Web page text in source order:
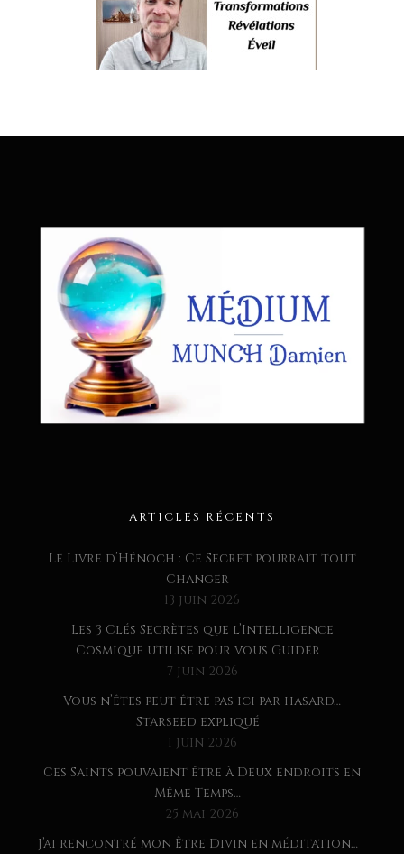
ARTICLES RÉCENTS
Le Livre d’Hénoch : Ce Secret pourrait tout
Changer
13 juin 2026
Les 3 Clés Secrètes que l’Intelligence
Cosmique utilise pour vous Guider
7 juin 2026
Vous n’êtes peut être pas ici par hasard…
Starseed expliqué
1 juin 2026
Ces Saints pouvaient être à Deux endroits en
Même Temps…
25 mai 2026
J’ai rencontré mon Être Divin en méditation…